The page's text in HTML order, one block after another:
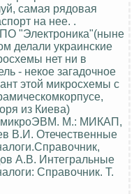
самая рядовая
на нее. .
"Электроника"(ныне
делали украинские
нет ни в
- некое загадочное
этой микросхемы с
из Киева)
микроЭВМ. М.: МИКАП,
В.И. Отечественные
А.В. Интегральные
Справочник. Т.